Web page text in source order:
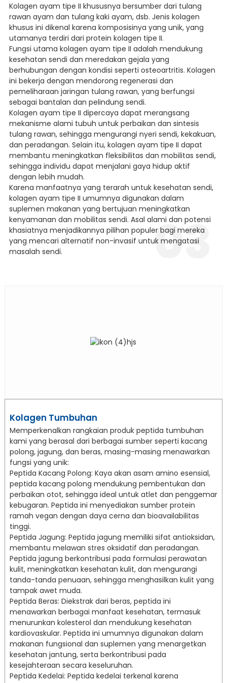
Kolagen ayam tipe II khususnya bersumber dari tulang
rawan ayam dan tulang kaki ayam, dsb. Jenis kolagen
khusus ini dikenal karena komposisinya yang unik, yang
utamanya terdiri dari protein kolagen tipe II.
Fungsi utama kolagen ayam tipe II adalah mendukung
kesehatan sendi dan meredakan gejala yang
berhubungan dengan kondisi seperti osteoartritis. Kolagen
ini bekerja dengan mendorong regenerasi dan
pemeliharaan jaringan tulang rawan, yang berfungsi
sebagai bantalan dan pelindung sendi.
Kolagen ayam tipe II dipercaya dapat merangsang
mekanisme alami tubuh untuk perbaikan dan sintesis
tulang rawan, sehingga mengurangi nyeri sendi, kekakuan,
dan peradangan. Selain itu, kolagen ayam tipe II dapat
membantu meningkatkan fleksibilitas dan mobilitas sendi,
sehingga individu dapat menjalani gaya hidup aktif
dengan lebih mudah.
Karena manfaatnya yang terarah untuk kesehatan sendi,
kolagen ayam tipe II umumnya digunakan dalam
suplemen makanan yang bertujuan meningkatkan
kenyamanan dan mobilitas sendi. Asal alami dan potensi
khasiatnya menjadikannya pilihan populer bagi mereka
yang mencari alternatif non-invasif untuk mengatasi
masalah sendi.
03
Kolagen Tumbuhan
Memperkenalkan rangkaian produk peptida tumbuhan
kami yang berasal dari berbagai sumber seperti kacang
polong, jagung, dan beras, masing-masing menawarkan
fungsi yang unik:
Peptida Kacang Polong: Kaya akan asam amino esensial,
peptida kacang polong mendukung pembentukan dan
perbaikan otot, sehingga ideal untuk atlet dan penggemar
kebugaran. Peptida ini menyediakan sumber protein
ramah vegan dengan daya cerna dan bioavailabilitas
tinggi.
Peptida Jagung: Peptida jagung memiliki sifat antioksidan,
membantu melawan stres oksidatif dan peradangan.
Peptida jagung berkontribusi pada formulasi perawatan
kulit, meningkatkan kesehatan kulit, dan mengurangi
tanda-tanda penuaan, sehingga menghasilkan kulit yang
tampak awet muda.
Peptida Beras: Diekstrak dari beras, peptida ini
menawarkan berbagai manfaat kesehatan, termasuk
menurunkan kolesterol dan mendukung kesehatan
kardiovaskular. Peptida ini umumnya digunakan dalam
makanan fungsional dan suplemen yang menargetkan
kesehatan jantung, serta berkontribusi pada
kesejahteraan secara keseluruhan.
Peptida Kedelai: Peptida kedelai terkenal karena